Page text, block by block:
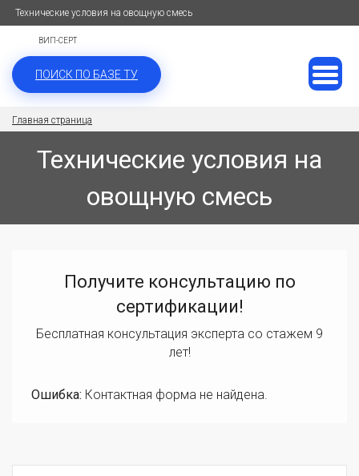
Технические условия на овощную смесь
ВИП-СЕРТ
ПОИСК ПО БАЗЕ ТУ
Главная страница
Технические условия на
овощную смесь
Получите консультацию по
сертификации!
Бесплатная консультация эксперта со стажем 9
лет!
Ошибка: Контактная форма не найдена.